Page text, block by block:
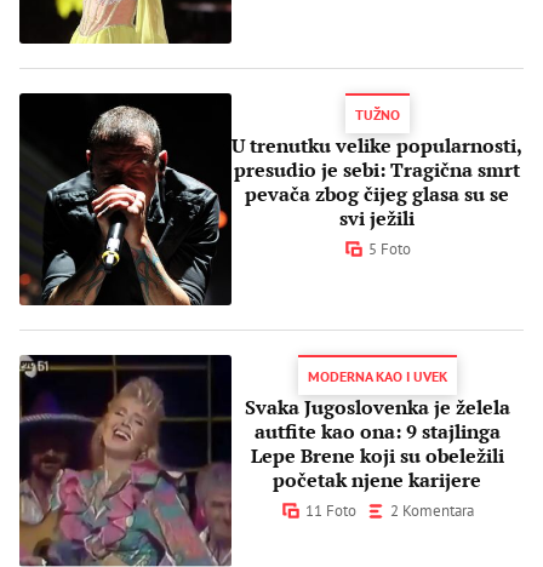
TUŽNO
U trenutku velike popularnosti,
presudio je sebi: Tragična smrt
pevača zbog čijeg glasa su se
svi ježili
5 Foto
MODERNA KAO I UVEK
Svaka Jugoslovenka je želela
autfite kao ona: 9 stajlinga
Lepe Brene koji su obeležili
početak njene karijere
11 Foto 2 Komentara